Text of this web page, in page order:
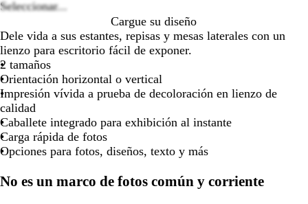
las
flechas
para
arrastrar
las
flechas
para
arrastrar
flechas
para
para
Seleccionar...
Cargue su diseño
Dele vida a sus estantes, repisas y mesas laterales con un
lienzo para escritorio fácil de exponer.
2 tamaños
Orientación horizontal o vertical
Impresión vívida a prueba de decoloración en lienzo de
calidad
Caballete integrado para exhibición al instante
Carga rápida de fotos
Opciones para fotos, diseños, texto y más
No es un marco de fotos común y corriente